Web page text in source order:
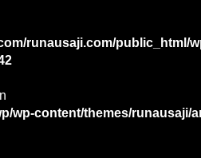
runausaji.com/public_html/
wp-content/themes/runausaji/